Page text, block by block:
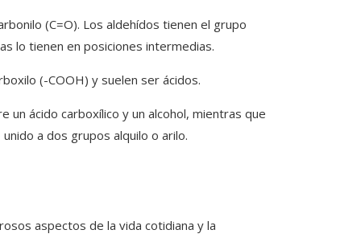
(C=O). Los aldehídos tienen el grupo
lo tienen en posiciones intermedias.
(-COOH) y suelen ser ácidos.
ácido carboxílico y un alcohol, mientras que
a dos grupos alquilo o arilo.
aspectos de la vida cotidiana y la